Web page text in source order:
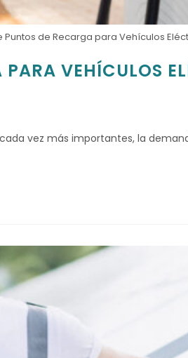
de Recarga para Vehículos
VEHÍCULOS
vez más importantes, la